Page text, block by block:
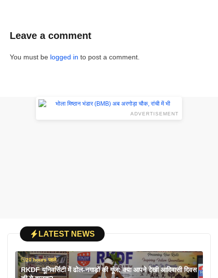
Leave a comment
You must be logged in to post a comment.
ADVERTISEMENT
LATEST NEWS
20 hours पहले
RKDF यूनिवर्सिटी में ढोल-नगाड़ों की गूंज: क्या आपने देखी आदिवासी दिवस